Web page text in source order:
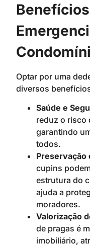
Optar por uma
diversos
Saúde e
reduz o risco
garantindo
todos.
Preservação
cupins
estrutura do
ajuda a
moradores.
Valorização
de pragas é
imobiliário,